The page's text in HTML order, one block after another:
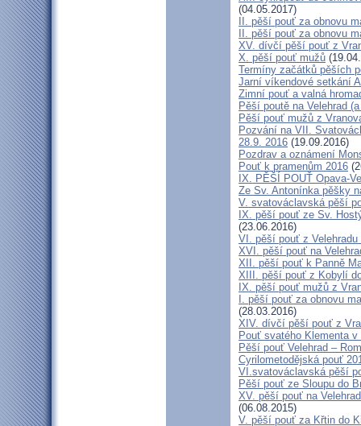
(04.05.2017)
II. pěší pouť za obnovu
II. pěší pouť za obnovu
XV. dívčí pěší pouť z
X. pěší pouť mužů
Termíny začátků pěších
Jarní víkendové setkání
Zimní pouť a valná
Pěší poutě na Velehrad
Pěší pouť mužů z
Pozvání na VII.
28.9. 2016 (19.09.2016)
Pozdrav a oznámení
Pouť k pramenům 2016
IX. PĚŠÍ POUŤ Opava-
Ze Sv. Antonínka pěšky
V. svatováclavská pěší
IX. pěší pouť ze Sv.
(23.06.2016)
VI. pěší pouť z
XVI. pěší pouť na
XII. pěší pouť k Panně
XIII. pěší pouť z Kobylí
IX. pěší pouť mužů z
I. pěší pouť za obnovu
(28.03.2016)
XIV. dívčí pěší pouť z
Pouť svatého Klementa
Pěší pouť Velehrad –
Cyrilometodějská pouť
VI.svatováclavská pěší
Pěší pouť ze Sloupu do
XV. pěší pouť na
(06.08.2015)
V. pěší pouť za Křtin do